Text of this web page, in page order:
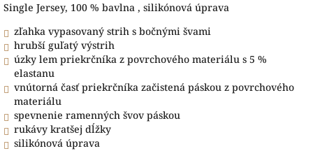
Single Jersey, 100 % bavlna , silikónová úprava
zľahka vypasovaný strih s bočnými švami
hrubší guľatý výstrih
úzky lem priekrčníka z povrchového materiálu s 5 %
elastanu
vnútorná časť priekrčníka začistená páskou z povrchového
materiálu
spevnenie ramenných švov páskou
rukávy kratšej dĺžky
silikónová úprava